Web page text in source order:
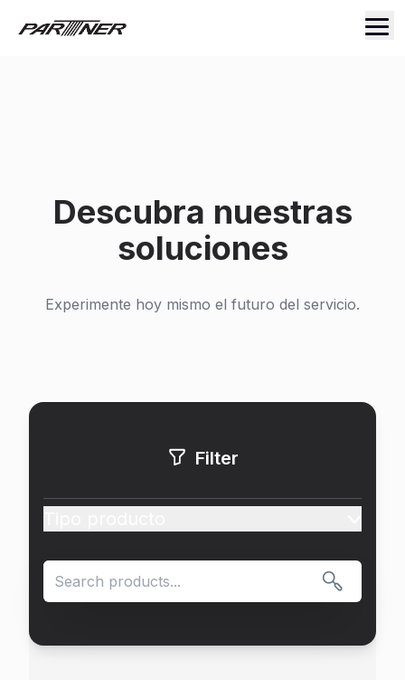
Descubra nuestras
soluciones
Experimente hoy mismo el futuro del servicio.
Filter
Search products